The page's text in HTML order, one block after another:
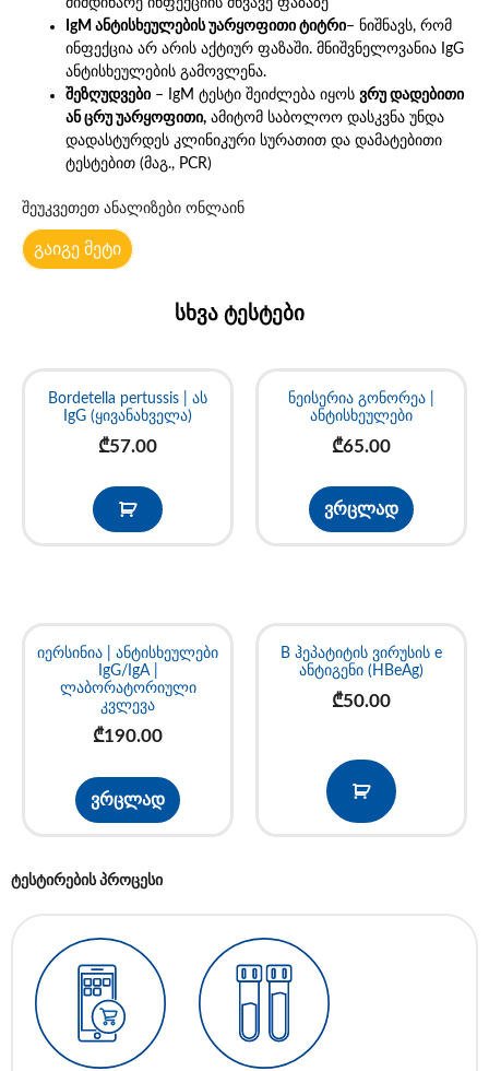
IgM ანტისხეულების უარყოფითი ტიტრი– ნიშნავს, რომ
ინფექცია არ არის აქტიურ ფაზაში. მნიშვნელოვანია IgG
ანტისხეულების გამოვლენა.
შეზღუდვები – IgM ტესტი შეიძლება იყოს ვრუ დადებითი
ან ცრუ უარყოფითი, ამიტომ საბოლოო დასკვნა უნდა
დადასტურდეს კლინიკური სურათით და დამატებითი
ტესტებით (მაგ., PCR)
შეუკვეთეთ ანალიზები ონლაინ
გაიგე მეტი
სხვა ტესტები
Bordetella pertussis | ას
IgG (ყივანახველა)
₾57.00
ნეისერია გონორეა |
ანტისხეულები
₾65.00
ვრცლად
იერსინია | ანტისხეულები
IgG/IgA |
ლაბორატორიული
კვლევა
₾190.00
ვრცლად
B ჰეპატიტის ვირუსის e
ანტიგენი (HBeAg)
₾50.00
ტესტირების პროცესი